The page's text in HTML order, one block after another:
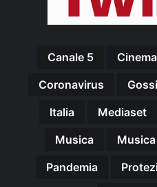
Canale 5 Cinema
Coronavirus
Italia
Mediaset
Musica
Pandemia